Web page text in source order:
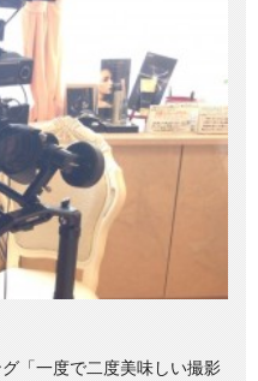
「一度で二度美味しい撮影